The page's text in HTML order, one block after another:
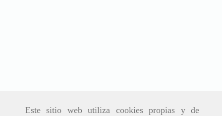
Este sitio web utiliza cookies propias y de